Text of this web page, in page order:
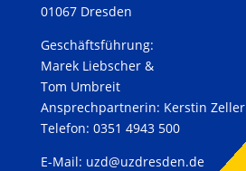
01067 Dresden
Geschäftsführung:
Marek Liebscher &
Tom Umbreit
Ansprechpartnerin: Kerstin Zeller
Telefon: 0351 4943 500
E-Mail: uzd@uzdresden.de